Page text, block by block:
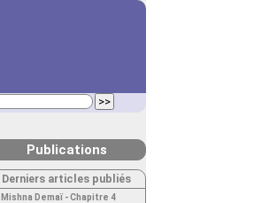
Publications
Derniers articles publiés
Mishna Demaï - Chapitre 4